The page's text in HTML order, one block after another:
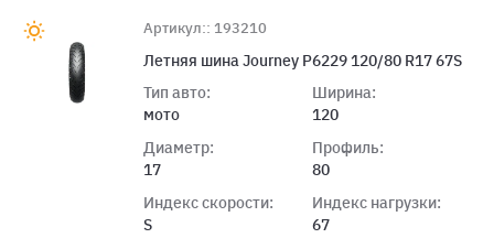
Артикул:: 193210
Летняя шина Journey P6229 120/80 R17 67S
Тип авто:
мото
Диаметр:
17
Индекс скорости:
S
Ширина:
120
Профиль:
80
Индекс нагрузки:
67